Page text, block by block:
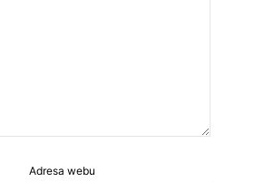
Adresa webu